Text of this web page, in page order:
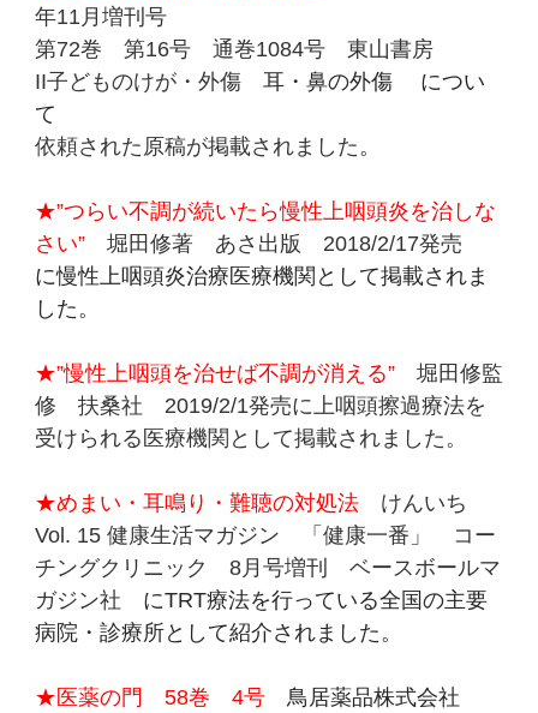
年11月増刊号
第72巻 第16号 通巻1084号 東山書房
II子どものけが・外傷 耳・鼻の外傷 につい
て
依頼された原稿が掲載されました。
★”つらい不調が続いたら慢性上咽頭炎を治しな
さい”堀田修著 あさ出版 2018/2/17発売
に慢性上咽頭炎治療医療機関として掲載されま
した。
★”慢性上咽頭を治せば不調が消える” 堀田修監
修 扶桑社 2019/2/1発売に上咽頭擦過療法を
受けられる医療機関として掲載されました。
★めまい・耳鳴り・難聴の対処法けんいち
Vol. 15 健康生活マガジン 「健康一番」 コー
チングクリニック 8月号増刊 ベースボールマ
ガジン社 にTRT療法を行っている全国の主要
病院・診療所として紹介されました。
★医薬の門 58巻 4号鳥居薬品株式会社